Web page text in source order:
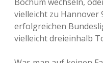
r
o
p
a
L
vielleicht zu Hannover
erfolgreichen
vielleicht dreieinhalb